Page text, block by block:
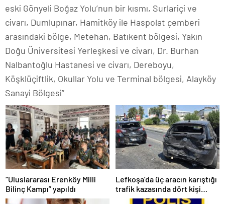
eski Gönyeli Boğaz Yolu’nun bir kısmı, Surlariçi ve
civarı, Dumlupınar, Hamitköy ile Haspolat çemberi
arasındaki bölge, Metehan, Batıkent bölgesi, Yakın
Doğu Üniversitesi Yerleşkesi ve civarı, Dr. Burhan
Nalbantoğlu Hastanesi ve civarı, Dereboyu,
Köşklüçiftlik, Okullar Yolu ve Terminal bölgesi, Alayköy
Sanayi Bölgesi”
“Uluslararası Erenköy Milli
Bilinç Kampı” yapıldı
Lefkoşa’da üç aracın karıştığı
trafik kazasında dört kişi
yaralandı